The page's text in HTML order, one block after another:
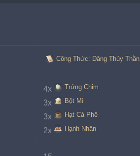
Công Thức: Dâng Thủy Thần
4x Trứng Chim
3x Bột Mì
3x Hạt Cà Phê
2x Hạnh Nhân